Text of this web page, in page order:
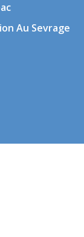
Au Sevrage